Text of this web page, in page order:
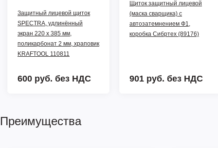
Защитный лицевой щиток
SPECTRA, удлинённый
экран 220 х 385 мм,
поликарбонат 2 мм, храповик
KRAFTOOL 110811
600 руб. без НДС
Щиток защитный лицевой
(маска сварщика) с
автозатемнением Ф1,
коробка Сибртех (89176)
901 руб. без НДС
Преимущества